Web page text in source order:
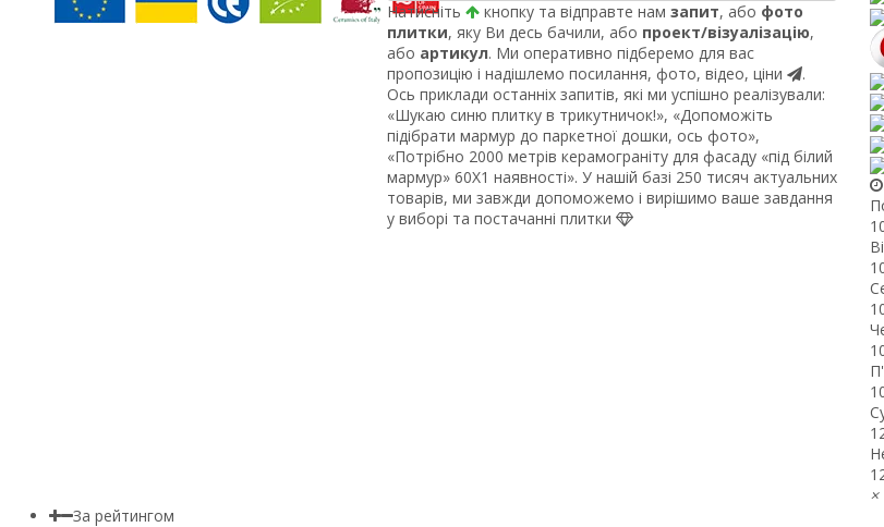
Натисніть
кнопку та відправте нам запит, або фото
плитки, яку Ви десь бачили, або проект/візуалізацію,
або артикул. Ми оперативно підберемо для вас
пропозицію і надішлемо посилання, фото, відео, ціни
.
Ось приклади останніх запитів, які ми успішно реалізували:
«Шукаю синю плитку в трикутничок!», «Допоможіть
підібрати мармур до паркетної дошки, ось фото»,
«Потрібно 2000 метрів керамограніту для фасаду «під білий
мармур» 60Х1 наявності». У нашій базі 250 тисяч актуальних
товарів, ми завжди допоможемо і вирішимо ваше завдання
у виборі та постачанні плитки
×
За рейтингом